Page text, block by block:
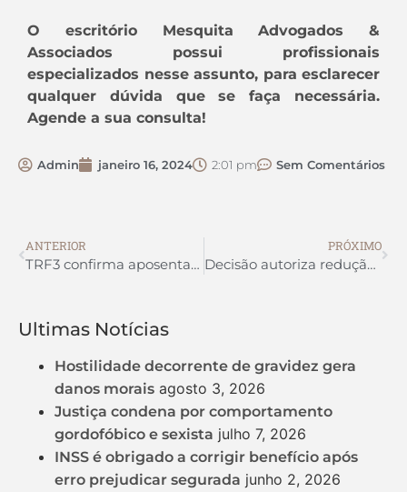
O escritório Mesquita Advogados &
Associados possui profissionais
especializados nesse assunto, para esclarecer
qualquer dúvida que se faça necessária.
Agende a sua consulta!
Admin janeiro 16, 2024 2:01 pm Sem Comentários
ANTERIOR
TRF3 confirma aposentadoria por invalidez a faxineira com doença ortopédica degenerativa
PRÓXIMO
Decisão autoriza redução de jornada em 50% para trabalhador com filho autista
Ultimas Notícias
Hostilidade decorrente de gravidez gera
danos morais agosto 3, 2026
Justiça condena por comportamento
gordofóbico e sexista julho 7, 2026
INSS é obrigado a corrigir benefício após
erro prejudicar segurada junho 2, 2026